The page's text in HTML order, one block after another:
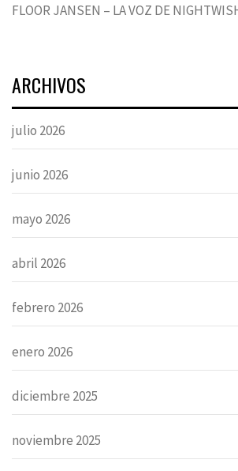
FLOOR JANSEN – LA VOZ DE
ARCHIVOS
julio 2026
junio 2026
mayo 2026
abril 2026
febrero 2026
enero 2026
diciembre 2025
noviembre 2025